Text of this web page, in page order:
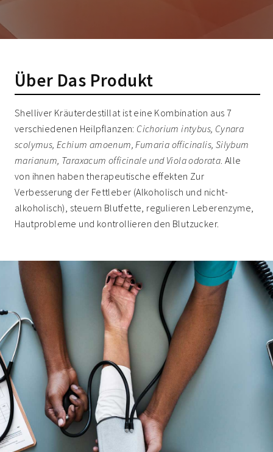
Über Das Produkt
Shelliver Kräuterdestillat ist eine Kombination aus 7
verschiedenen Heilpflanzen: Cichorium intybus, Cynara
scolymus, Echium amoenum, Fumaria officinalis, Silybum
marianum, Taraxacum officinale und Viola odorata. Alle
von ihnen haben therapeutische effekten Zur
Verbesserung der Fettleber (Alkoholisch und nicht-
alkoholisch), steuern Blutfette, regulieren Leberenzyme,
Hautprobleme und kontrollieren den Blutzucker.